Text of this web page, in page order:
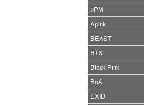
2PM
Apink
BEAST
BTS
Black Pink
BoA
EXID